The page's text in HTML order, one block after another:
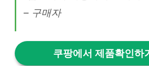
– 구매자
쿠팡에서 제품확인하